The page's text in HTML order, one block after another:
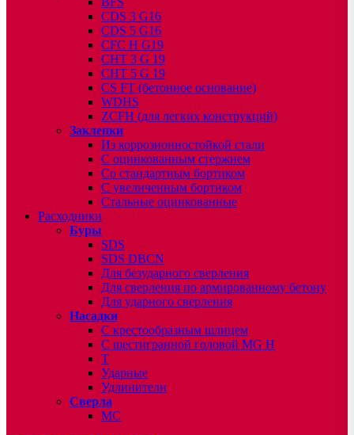
CDS 3 G16
CDS 5 G16
CFC H G19
CHT 3 G 19
CHT 5 G 19
CS FT (бетонное основание)
WDHS
ZCFH (для легких конструкций)
Заклепки
Из коррозионностойкой стали
С оцинкованным стержнем
Со стандартным бортиком
С увеличенным бортиком
Стальные оцинкованные
Расходники
Буры
SDS
SDS DBCN
Для безударного сверления
Для сверления по армированному бетону
Для ударного сверления
Насадки
С крестообразным шлицем
С шестигранной головой MG H
T
Ударные
Удлинители
Сверла
МС